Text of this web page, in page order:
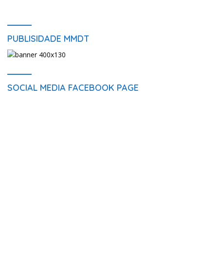
PUBLISIDADE MMDT
SOCIAL MEDIA FACEBOOK PAGE